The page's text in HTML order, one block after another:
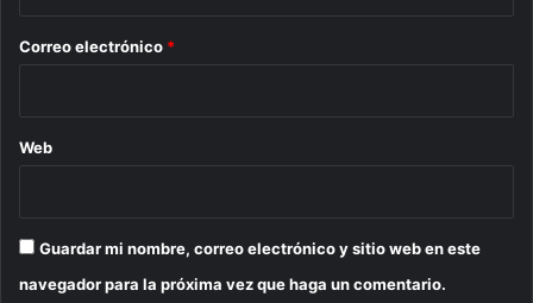
*
Correo electrónico *
Web
Guardar mi nombre, correo electrónico y sitio web en este
navegador para la próxima vez que haga un comentario.